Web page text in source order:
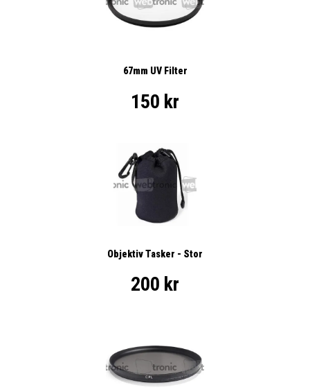
67mm UV Filter
150 kr
Objektiv Tasker - Stor
200 kr